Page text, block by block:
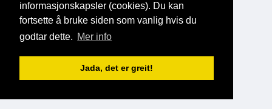
informasjonskapsler (cookies). Du kan
fortsette å bruke siden som vanlig hvis du
godtar dette. Mer info
Jada, det er greit!